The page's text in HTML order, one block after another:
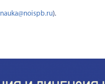
nauka@noispb.ru).